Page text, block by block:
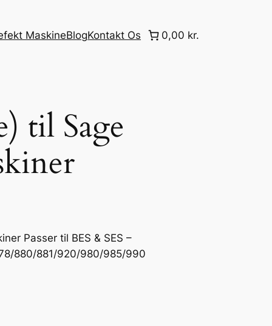
MaskineBlogKontakt Os 0,00 kr.
til Sage
Passer til BES & SES –
880/881/920/980/985/990